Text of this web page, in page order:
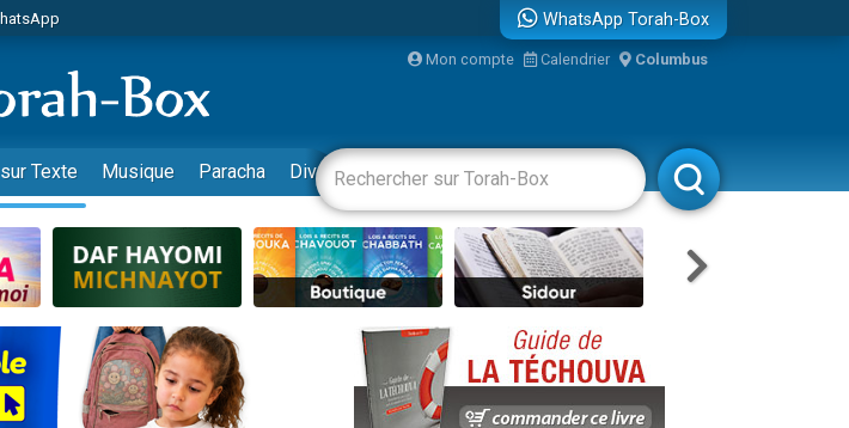
Sauvez la jambe de Yohan
Zoom
: pauvres d'Israel
: Le Chabbath et le Birkat Hamazone à travers le temps
WhatsApp Torah-Box
Mon compte Calendrier Columbus
Texte Musique Paracha Divertissements Livres Rabbanim